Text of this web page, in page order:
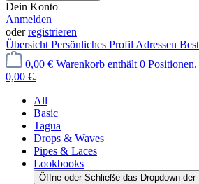
Dein Konto
Anmelden
oderregistrieren
Übersicht Persönliches Profil Adressen
0,00 € Warenkorb enthält 0
0,00 €.
All
Basic
Tagua
Drops & Waves
Pipes & Laces
Lookbooks
Öffne oder Schließe das Dropdown der